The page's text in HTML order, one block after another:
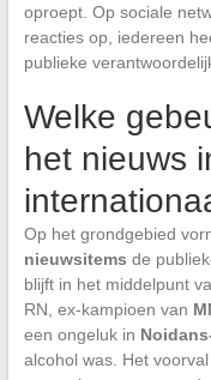
oproept. Op sociale
reacties op, iedereen
publieke
Welke
het nieuws
Op het grondgebied
nieuwsitems de
blijft in het middelpunt
RN, ex-kampioen van
een ongeluk in
alcohol was. Het